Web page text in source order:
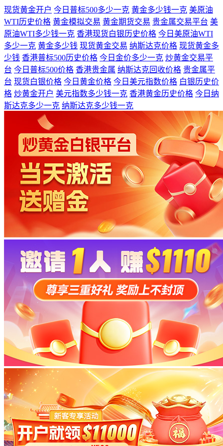
现货黄金开户 今日普标500多少一克 黄金多少钱一克 美原油
WTI历史价格 黄金模拟交易 黄金期货交易 贵金属交易平台 美
原油WTI多少钱一克 香港现货白银历史价格 今日美原油WTI
多少一克 黄金多少钱 现货黄金交易 纳斯达克价格 现货黄金多
少钱 香港普标500历史价格 今日金价多少一克 炒黄金交易平
台 今日普标500价格 香港贵金属 纳斯达克回收价格 贵金属平
台 现货白银价格 今日黄金价格 今日美元指数价格 白银历史价
格 炒黄金开户 美元指数多少钱一克 香港黄金历史价格 今日纳
斯达克多少一克 纳斯达克多少钱一克